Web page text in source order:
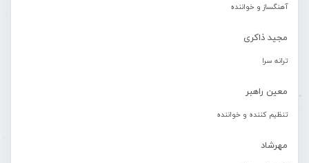
آهنگساز و خواننده
مجید ذاکری
ترانه سرا
معین راهبر
تنظیم کننده و خواننده
مهرشاد